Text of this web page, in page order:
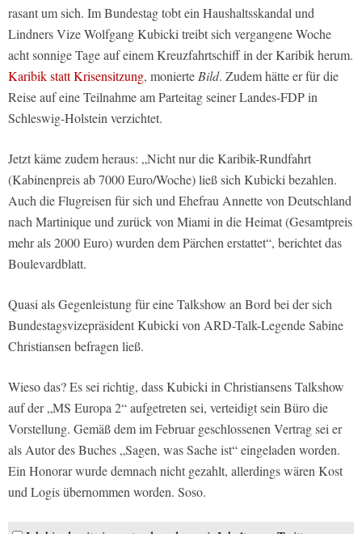
rasant um sich. Im Bundestag tobt ein Haushaltsskandal und
Lindners Vize Wolfgang Kubicki treibt sich vergangene Woche
acht sonnige Tage auf einem Kreuzfahrtschiff in der Karibik herum.
Karibik statt Krisensitzung, monierteBild. Zudem hätte er für die
Reise auf eine Teilnahme am Parteitag seiner Landes-FDP in
Schleswig-Holstein verzichtet.
Jetzt käme zudem heraus: „Nicht nur die Karibik-Rundfahrt
(Kabinenpreis ab 7000 Euro/Woche) ließ sich Kubicki bezahlen.
Auch die Flugreisen für sich und Ehefrau Annette von Deutschland
nach Martinique und zurück von Miami in die Heimat (Gesamtpreis
mehr als 2000 Euro) wurden dem Pärchen erstattet“, berichtet das
Boulevardblatt.
Quasi als Gegenleistung für eine Talkshow an Bord bei der sich
Bundestagsvizepräsident Kubicki von ARD-Talk-Legende Sabine
Christiansen befragen ließ.
Wieso das? Es sei richtig, dass Kubicki in Christiansens Talkshow
auf der „MS Europa 2“ aufgetreten sei, verteidigt sein Büro die
Vorstellung. Gemäß dem im Februar geschlossenen Vertrag sei er
als Autor des Buches „Sagen, was Sache ist“ eingeladen worden.
Ein Honorar wurde demnach nicht gezahlt, allerdings wären Kost
und Logis übernommen worden. Soso.